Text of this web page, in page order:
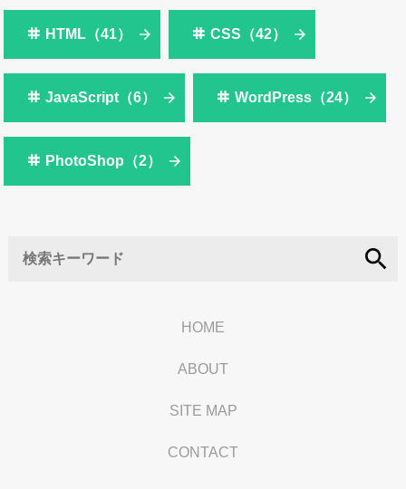
HTML（41） CSS（42）
JavaScript（6） WordPress（24）
PhotoShop（2）
search
HOME
ABOUT
SITE MAP
CONTACT